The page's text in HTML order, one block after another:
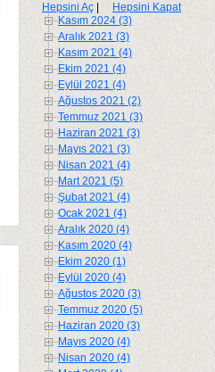
Hepsini Aç
Hepsini Kapat
Kasım 2024 (3)
Aralık 2021 (3)
Kasım 2021 (4)
Ekim 2021 (4)
Eylül 2021 (4)
Ağustos 2021 (2)
Temmuz 2021 (3)
Haziran 2021 (3)
Mayıs 2021 (3)
Nisan 2021 (4)
Mart 2021 (5)
Şubat 2021 (4)
Ocak 2021 (4)
Aralık 2020 (4)
Kasım 2020 (4)
Ekim 2020 (1)
Eylül 2020 (4)
Ağustos 2020 (3)
Temmuz 2020 (5)
Haziran 2020 (3)
Mayıs 2020 (4)
Nisan 2020 (4)